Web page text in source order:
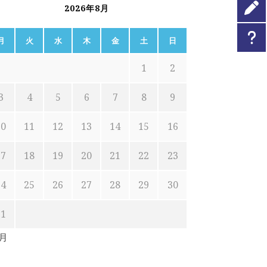
2026年8月
火 水 木 金 土 日
1 2
4 5 6 7 8 9
11 12 13 14 15 16
18 19 20 21 22 23
25 26 27 28 29 30